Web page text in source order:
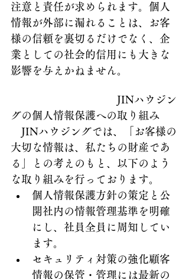
注意と責任が求められます。個人
情報が外部に漏れることは、お客
様の信頼を裏切るだけでなく、企
業としての社会的信用にも大きな
影響を与えかねません。
JINハウジン
グの個人情報保護への取り組み
JINハウジングでは、「お客様の
大切な情報は、私たちの財産であ
る」との考えのもと、以下のよう
な取り組みを行っております。
個人情報保護方針の策定と公
開社内の情報管理基準を明確
にし、社員全員に周知してい
ます。
セキュリティ対策の強化顧客
情報の保管・管理には最新の